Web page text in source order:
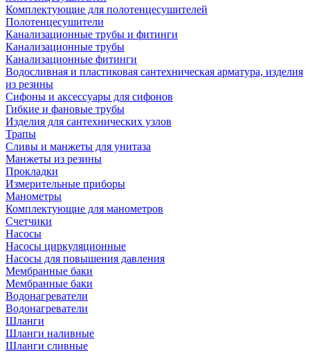
Комплектующие для полотенцесушителей
Полотенцесушители
Канализационные трубы и фитинги
Канализационные трубы
Канализационные фитинги
Водосливная и пластиковая сантехническая арматура, изделия
из резины
Сифоны и аксессуары для сифонов
Гибкие и фановые трубы
Изделия для сантехнических узлов
Трапы
Сливы и манжеты для унитаза
Манжеты из резины
Прокладки
Измерительные приборы
Манометры
Комплектующие для манометров
Счетчики
Насосы
Насосы циркуляционные
Насосы для повышения давления
Мембранные баки
Мембранные баки
Водонагреватели
Водонагреватели
Шланги
Шланги наливные
Шланги сливные